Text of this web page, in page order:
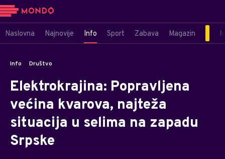
Naslovna Najnovije Info Sport Zabava Magazin
Info Društvo
Elektrokrajina: Popravljena
većina kvarova, najteža
situacija u selima na zapadu
Srpske